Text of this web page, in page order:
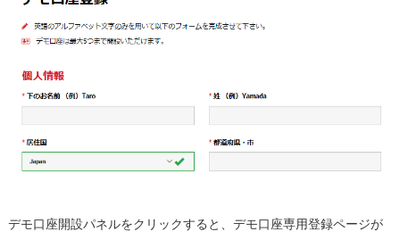
デモ口座開設パネルをクリックすると、デモ口座専用登録ページが